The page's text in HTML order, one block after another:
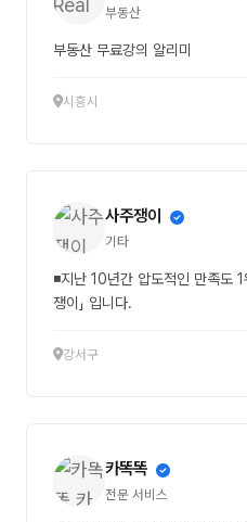
부동산
부동산 무료강의 알리미
시흥시
사주쟁이
기타
◾지난 10년간 압도적인 만족도
쟁이」 입니다.
강서구
카똑똑
전문 서비스